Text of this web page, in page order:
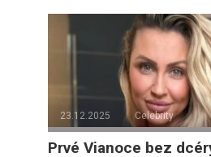
23.12.2025 Celebrity
Prvé Vianoce bez